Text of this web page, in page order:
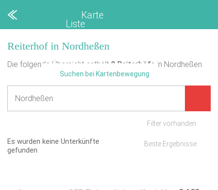
Karte
Liste
Reiterhof in Nordheßen
Die folgende Übersicht enthält 0 Reiterhöfe in Nordheßen.
Filter vorhanden
Es wurden keine Unterkünfte
gefunden
Beste Ergebnisse
Suchen bei Kartenbewegung